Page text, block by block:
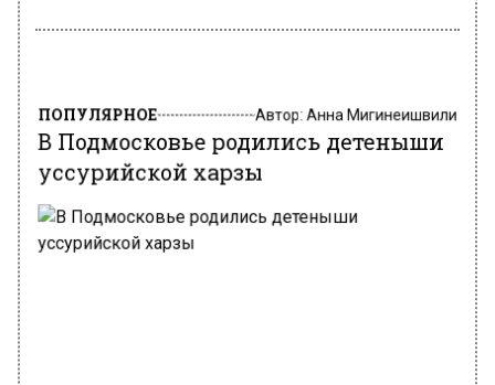
ПОПУЛЯРНОЕ
В Подмосковье родились детеныши
уссурийской харзы